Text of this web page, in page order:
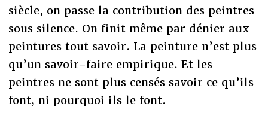
siècle, on passe la contribution des peintres
sous silence. On finit même par dénier aux
peintures tout savoir. La peinture n’est plus
qu’un savoir-faire empirique. Et les
peintres ne sont plus censés savoir ce qu’ils
font, ni pourquoi ils le font.